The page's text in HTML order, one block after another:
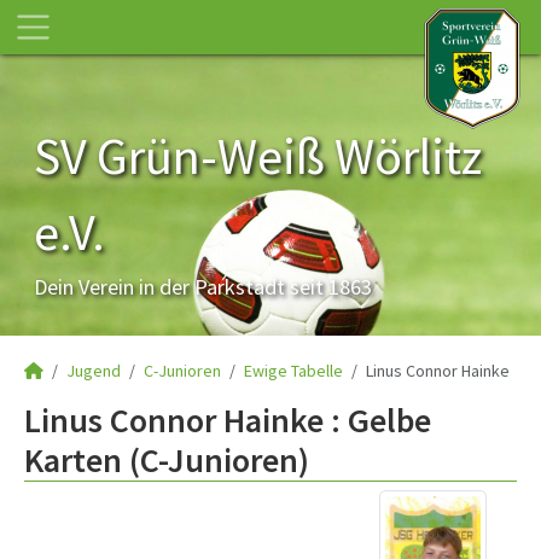
SV Grün-Weiß Wörlitz
e.V.
Dein Verein in der Parkstadt seit 1863
Jugend C-Junioren Ewige Tabelle Linus Connor Hainke
Linus Connor Hainke : Gelbe
Karten (C-Junioren)